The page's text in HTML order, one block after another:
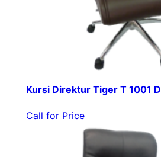
Kursi Direktur Tiger T 1001 D
Call for Price